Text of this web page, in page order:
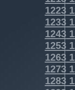
1223
1233
1243
1253
1263
1273
1283